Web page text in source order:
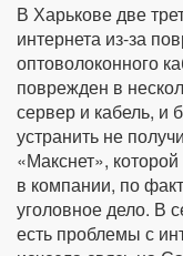
В Харькове две
интернета из-за
оптоволоконного
поврежден в
сервер и кабель, и
устранить не
«Макснет»,
в компании, по
уголовное дело. В
есть проблемы с